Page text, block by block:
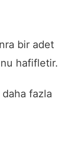
bir adet
hafifletir.
fazla